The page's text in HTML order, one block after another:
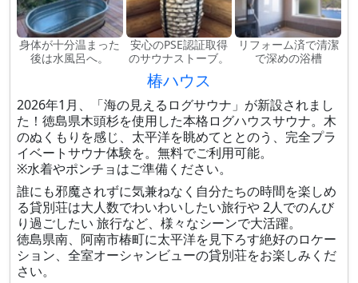
身体が十分温まった
後は水風呂へ。
安心のPSE認証取得
のサウナストーブ。
リフォーム済で清潔
で深めの浴槽
椿ハウス
2026年1月、「海の見えるログサウナ」が新設されまし
た！徳島県木頭杉を使用した本格ログハウスサウナ。木
のぬくもりを感じ、太平洋を眺めてととのう、完全プラ
イベートサウナ体験を。無料でご利用可能。
※水着やポンチョはご準備ください。
誰にも邪魔されずに気兼ねなく自分たちの時間を楽しめ
る貸別荘は大人数でわいわいしたい旅行や 2人でのんび
り過ごしたい 旅行など、様々なシーンで大活躍。
徳島県南、阿南市椿町に太平洋を見下ろす絶好のロケー
ション、全室オーシャンビューの貸別荘をお楽しみくだ
さい。